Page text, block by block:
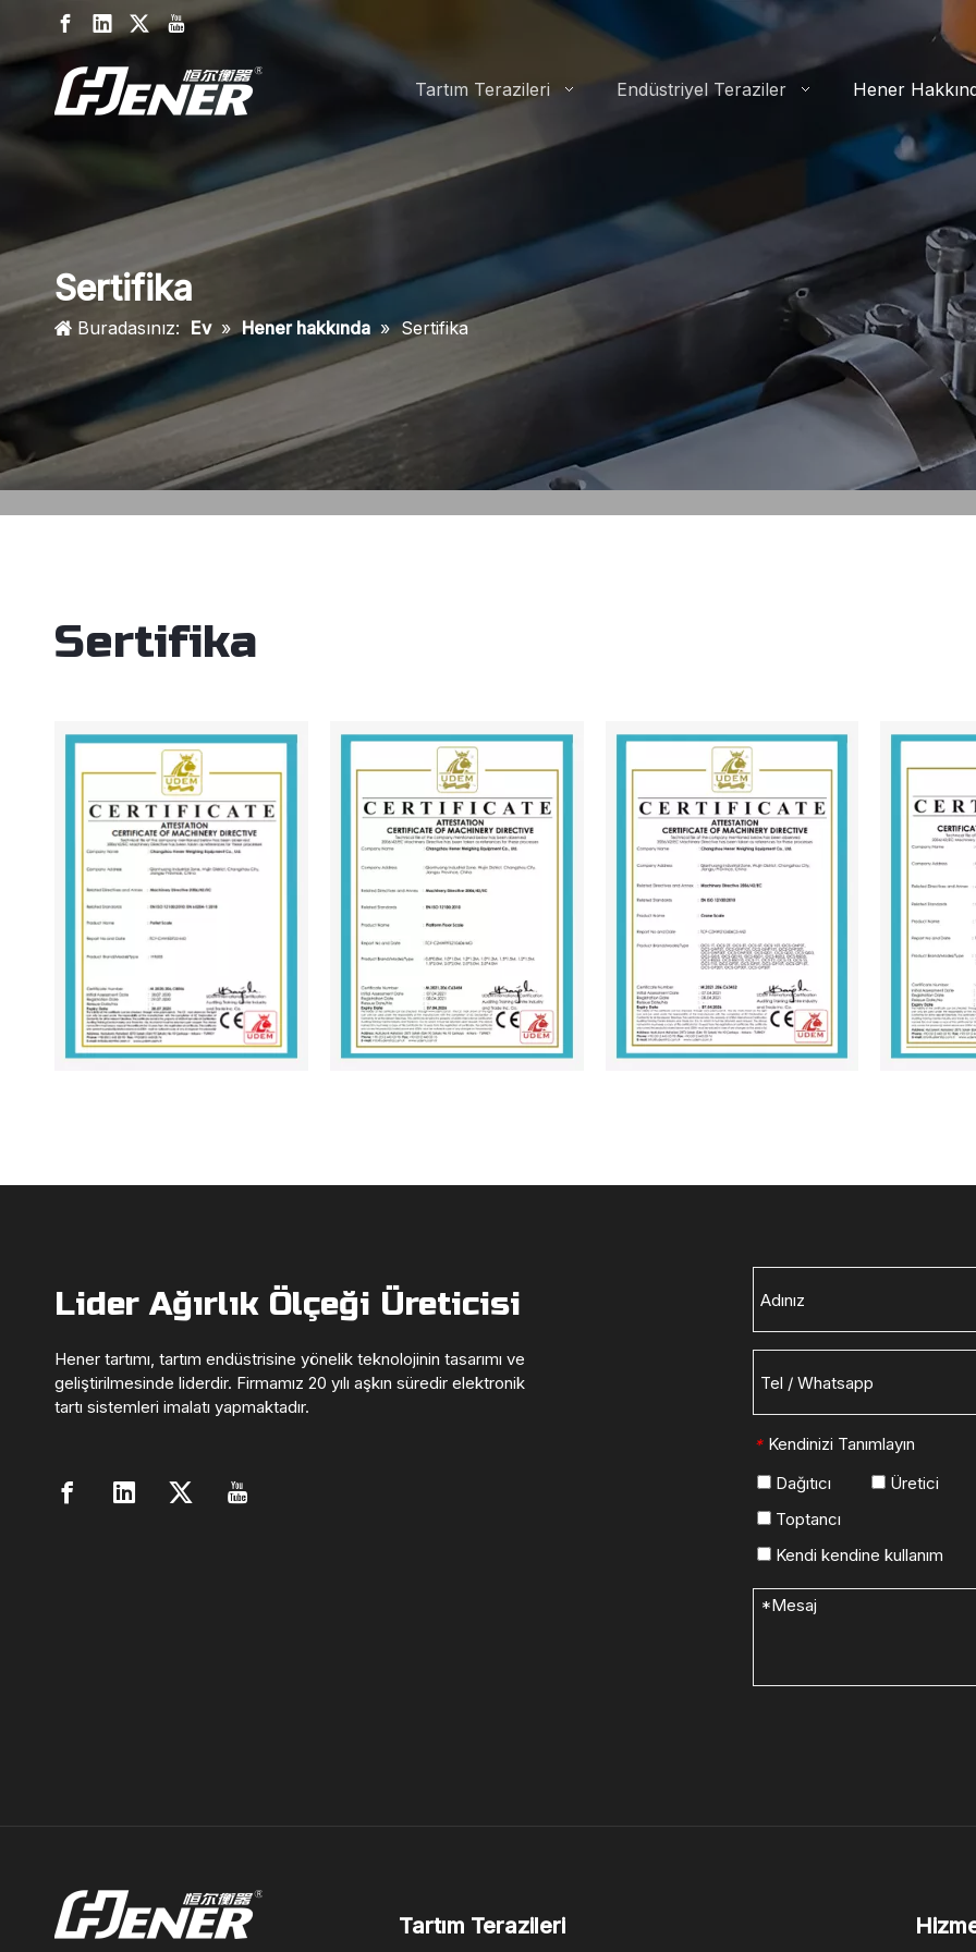
Tartım Terazileri Endüstriyel Teraziler Hener
Sertifika
Buradasınız: Ev » Hener hakkında » Sertifika
Sertifika
Lider Ağırlık Ölçeği Üreticisi
Hener tartımı, tartım endüstrisine yönelik teknolojinin tasarımı ve
geliştirilmesinde liderdir. Firmamız 20 yılı aşkın süredir elektronik
tartı sistemleri imalatı yapmaktadır.
* Kendinizi Tanımlayın
Dağıtıcı
Üretici
Toptancı
Kendi kendine kullanım
Tartım Terazileri